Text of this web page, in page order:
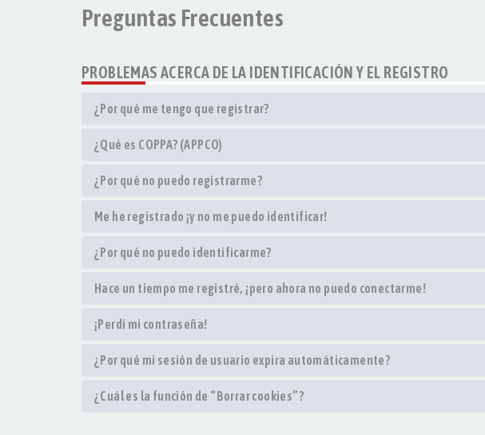
Preguntas Frecuentes
PROBLEMAS ACERCA DE LA IDENTIFICACIÓN Y EL REGISTRO
¿Por qué me tengo que registrar?
¿Qué es COPPA? (APPCO)
¿Por qué no puedo registrarme?
Me he registrado ¡y no me puedo identificar!
¿Por qué no puedo identificarme?
Hace un tiempo me registré, ¡pero ahora no puedo conectarme!
¡Perdí mi contraseña!
¿Por qué mi sesión de usuario expira automáticamente?
¿Cuál es la función de “Borrar cookies”?